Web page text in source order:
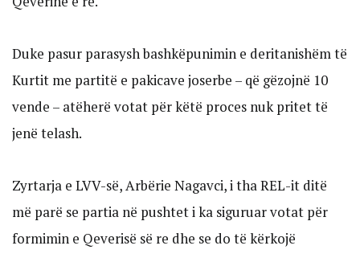
Duke pasur parasysh bashkëpunimin e deritanishëm të
Kurtit me partitë e pakicave joserbe – që gëzojnë 10
vende – atëherë votat për këtë proces nuk pritet të
jenë telash.
Zyrtarja e LVV-së, Arbërie Nagavci, i tha REL-it ditë
më parë se partia në pushtet i ka siguruar votat për
formimin e Qeverisë së re dhe se do të kërkojë